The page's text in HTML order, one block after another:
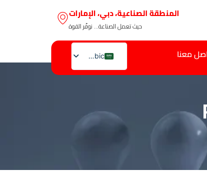
المنطقة الصناعية، دبي، الإمارات
حيث تعمل الصناعة… نوفّر القوة
Arabic
English
معنا